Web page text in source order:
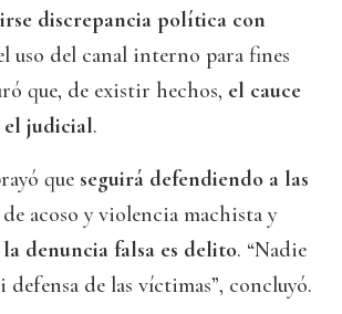
discrepancia política con
uso del canal interno para fines
que, de existir hechos, el cauce
el judicial.
que seguirá defendiendo a las
de acoso y violencia machista y
la denuncia falsa es delito. “Nadie
defensa de las víctimas”, concluyó.